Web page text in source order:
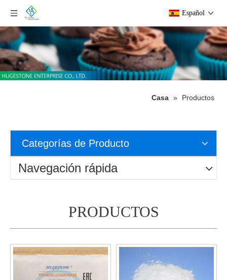
Español
Casa » Productos
Categorías de Producto
Navegación rápida
PRODUCTOS